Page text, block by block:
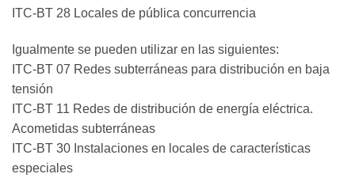
ITC-BT 28 Locales de pública concurrencia
Igualmente se pueden utilizar en las siguientes:
ITC-BT 07 Redes subterráneas para distribución en baja
tensión
ITC-BT 11 Redes de distribución de energía eléctrica.
Acometidas subterráneas
ITC-BT 30 Instalaciones en locales de características
especiales